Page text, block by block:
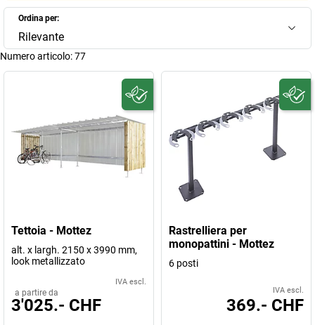
Ordina per:
Rilevante
Numero articolo:77
Tettoia - Mottez
alt. x largh. 2150 x 3990 mm,
look metallizzato
IVA escl.
a partire da
3'025.- CHF
Rastrelliera per
monopattini - Mottez
6 posti
IVA escl.
369.- CHF